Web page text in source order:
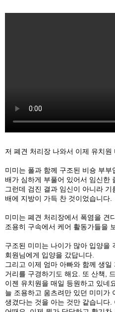
저 폐견 처리장 나와서 이제 유치원
미미는 폴과 함께 구조된 비숑 부부
배가 심하게 부풀어 있어서 임신한
그런데 검진 결과 임신이 아니라
배에 지방이 가득 찬 것이었습니다.
미미는 폐견 처리장에서 폭염을 견
조용히 구속에서 케어 활동가들을
구조된 미미는 나이가 많아 입양을
회원님에게 입양을 갔답니다.
그리고 이제 엄마 아빠와 함께 생
거리를 구경하기도 해요. 또 산책,
이젠 유치원을 매일 등원하고 있네
늘 조용하고 움츠려만 있던 미미가
생겼다는 것을 아는 것만 같습니다.